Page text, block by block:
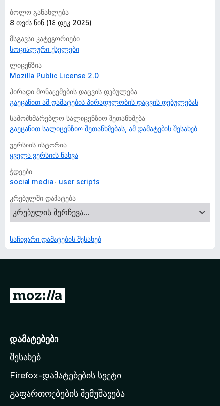
ბოლო განახლება
8 თვის წინ (18 დეკ 2025)
მსგავსი კატეგორიები
სოციალური ქსელები
ლიცენზია
Mozilla Public License 2.0
პირადი მონაცემების დაცვის დებულება
გაეცანით ამ დამატების პირადულობის დაცვის დებულებას
სამომხმარებლო სალიცენზიო შეთანხმება
გაეცანით სალიცენზიო შეთანხმებას, ამ დამატების შესახებ
ვერსიის ისტორია
ყველა ვერსიის ნახვა
ჭდეები
social media
user scripts
კრებულში დამატება
საჩივარი დამატების შესახებ
M
l
l
a
ს
დამატებები
შესახებ
Firefox-დამატებების სვეტი
გაფართოებების შემუშავება